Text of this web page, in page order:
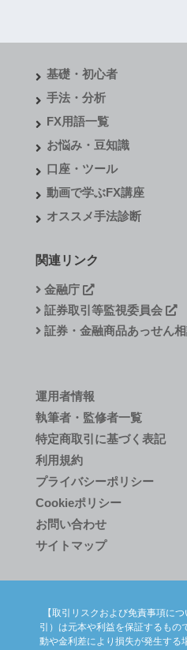
基礎・初心者
手法・分析
FX用語一覧
お悩み・豆知識
口座・ツール
動画で学ぶFX講座
オススメ手法診断
関連リンク
金融庁
証券取引等監視委員会
証券・金融商品あっせん
運用者情報
執筆者・監修者一覧
特定商取引に基づく表記
利用規約
プライバシーポリシー
Cookieポリシー
お問い合わせ
サイトマップ
【取引リスクおよび免責事項に
引）は元本や利益を保証するもの
動や金利差により損失が発生する